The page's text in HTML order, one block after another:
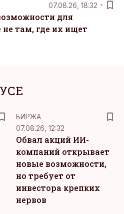
07.08.26, 18:32
для
там, где их ищет
БИРЖА
07.08.26, 12:32
Обвал акций ИИ-
компаний открывает
новые возможности,
но требует от
инвестора крепких
нервов